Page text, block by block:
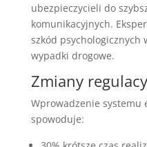
ubezpieczycieli do
komunikacyjnych.
szkód psychologicznych
wypadki drogowe.
Zmiany
Wprowadzenie systemu
spowoduje: